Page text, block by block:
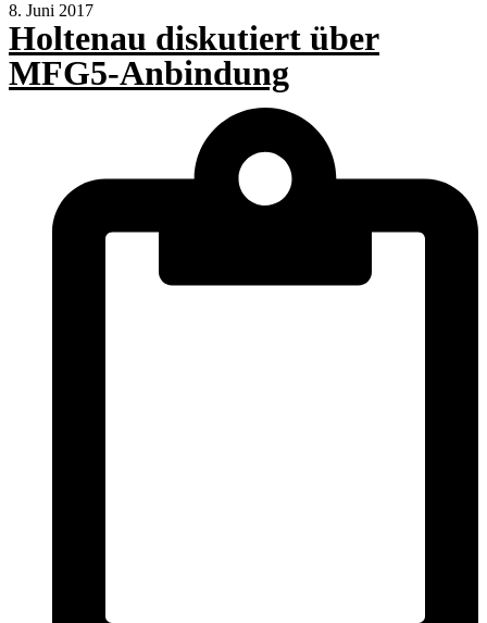
8. Juni 2017
Holtenau diskutiert über
MFG5-Anbindung